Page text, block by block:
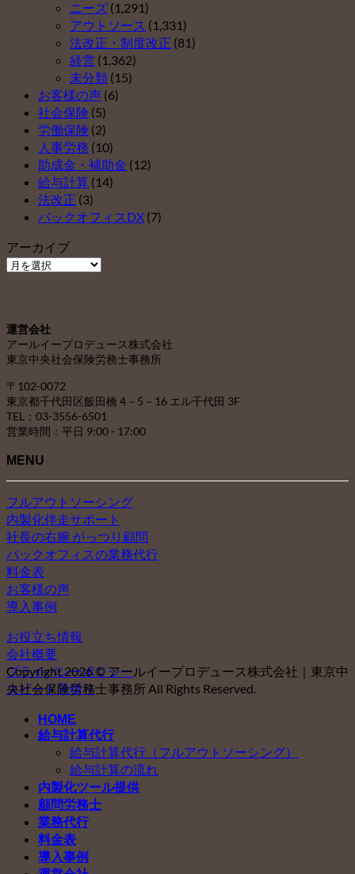
ニーズ (1,291)
アウトソース (1,331)
法改正・制度改正 (81)
経営 (1,362)
未分類 (15)
お客様の声 (6)
社会保険 (5)
労働保険 (2)
人事労務 (10)
助成金・補助金 (12)
給与計算 (14)
法改正 (3)
バックオフィスDX (7)
アーカイブ
ア
ブ
運営会社
アールイープロデュース株式会社
東京中央社会保険労務士事務所
〒102-0072
東京都千代田区飯田橋 4－5－16 エル千代田 3F
TEL：03-3556-6501
営業時間：平日 9:00 - 17:00
MENU
フルアウトソーシング
内製化伴走サポート
社長の右腕 がっつり顧問
バックオフィスの業務代行
料金表
お客様の声
導入事例
お役立ち情報
会社概要
プライバシーポリシー
スピード見積り
Copyright 2026 © アールイープロデュース株式会社｜東京中
央社会保険労務士事務所 All Rights Reserved.
HOME
給与計算代行
給与計算代行（フルアウトソーシング）
給与計算の流れ
内製化ツール提供
顧問労務士
業務代行
料金表
導入事例